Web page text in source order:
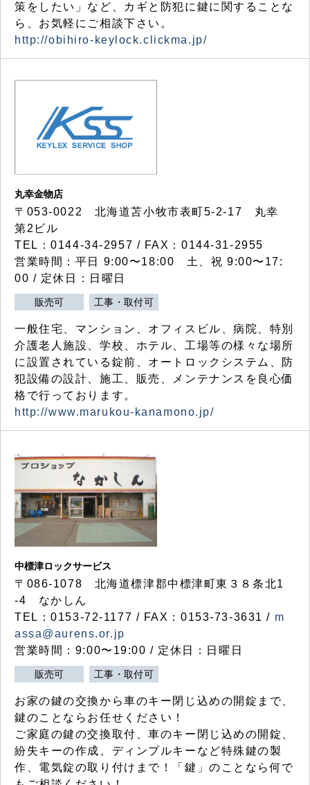
策をしたい」など、カギと防犯に鍵に関することな
ら、お気軽にご相談下さい。
http://obihiro-keylock.clickma.jp/
丸幸金物店
〒053-0022 北海道苫小牧市表町5-2-17 丸幸
第2ビル
TEL：0144-34-2957 / FAX：0144-31-2955
営業時間：平日 9:00〜18:00 土、祝 9:00〜17:
00 / 定休日：日曜日
販売可 工事・取付可
一般住宅、マンション、オフィスビル、病院、特別
介護老人施設、学校、ホテル、工場等の様々な場所
に設置されている錠前、オートロックシステム、防
犯設備の設計、施工、販売、メンテナンスを良心価
格で行っております。
http://www.marukou-kanamono.jp/
中標津ロックサービス
〒086-1078 北海道標津郡中標津町東３８条北1
-4 なかしん
TEL：0153-72-1177 / FAX：0153-73-3631 / m
assa@aurens.or.jp
営業時間：9:00〜19:00 / 定休日：日曜日
販売可 工事・取付可
お家の鍵の交換から車のキー閉じ込めの開錠まで、
鍵のことならお任せください！
ご家庭の鍵の交換取付、車のキー閉じ込めの開錠、
紛失キーの作成、ディンプルキーなど特殊鍵の製
作、電気錠の取り付けまで！「鍵」のことなら何で